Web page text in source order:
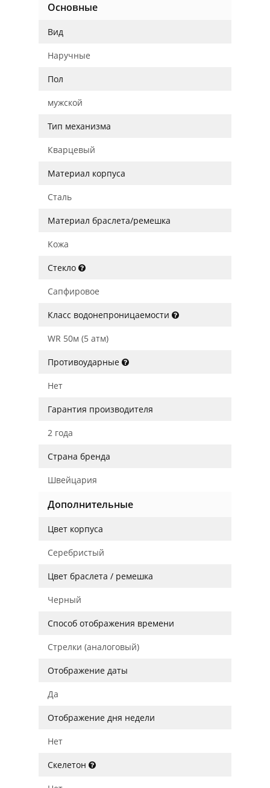
Основные
Вид
Наручные
Пол
мужской
Тип механизма
Кварцевый
Материал корпуса
Сталь
Материал браслета/ремешка
Кожа
Стекло
Сапфировое
Класс водонепроницаемости
WR 50м (5 атм)
Противоударные
Нет
Гарантия производителя
2 года
Страна бренда
Швейцария
Дополнительные
Цвет корпуса
Серебристый
Цвет браслета / ремешка
Черный
Способ отображения времени
Стрелки (аналоговый)
Отображение даты
Да
Отображение дня недели
Нет
Скелетон